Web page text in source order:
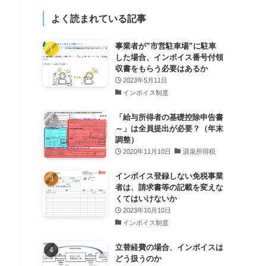
よく読まれている記事
事業者が”市営駐車場”に駐車
した場合、インボイス番号付領
収書をもらう必要はあるか
2023年5月11日
インボイス制度
「給与所得者の基礎控除申告書
～」は全員提出が必要？（年末
調整）
2020年11月10日 源泉所得税
インボイス登録しない免税事業
者は、請求書等の記載を変えな
くてはいけないか
2023年10月10日
インボイス制度
立替経費の場合、インボイスは
どう扱うのか